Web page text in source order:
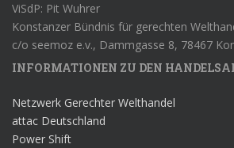
ViSdP: Pit Wuhrer
Konstanzer Bündnis für gerechten
c/o seemoz e.v., Dammgasse 8, 78467
INFORMATIONEN ZU DEN
Netzwerk Gerechter Welthandel
attac Deutschland
Power Shift